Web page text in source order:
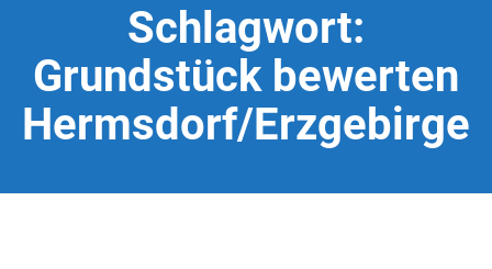
Schlagwort:
Grundstück bewerten
Hermsdorf/Erzgebirge